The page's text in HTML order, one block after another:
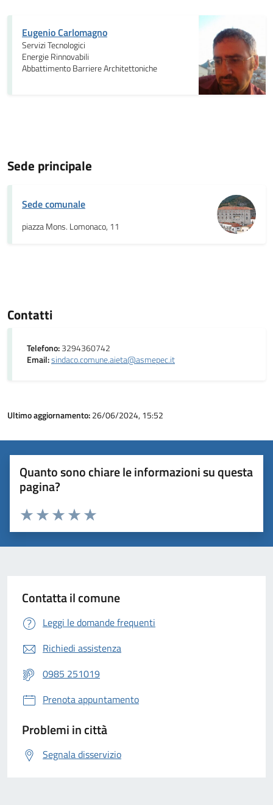
Eugenio Carlomagno
Servizi Tecnologici
Energie Rinnovabili
Abbattimento Barriere Architettoniche
Sede principale
Sede comunale
piazza Mons. Lomonaco, 11
Contatti
Telefono:3294360742
Email:sindaco.comune.aieta@asmepec.it
Ultimo aggiornamento:26/06/2024, 15:52
Quanto sono chiare le informazioni su questa
pagina?
Valuta 5 stelle su 5
Valuta 4 stelle su 5
Valuta 3 stelle su 5
Valuta 2 stelle su 5
Valuta 1 stelle su 5
Contatta il comune
Leggi le domande frequenti
Richiedi assistenza
0985 251019
Prenota appuntamento
Problemi in città
Segnala disservizio